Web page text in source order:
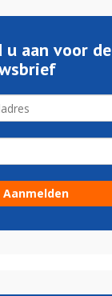
u aan voor de